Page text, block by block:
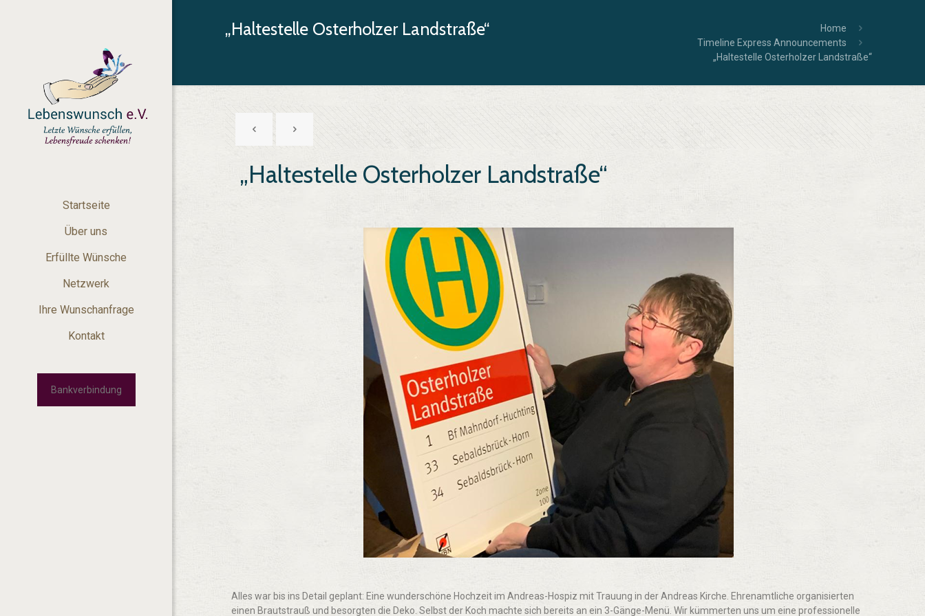
Startseite
Über uns
Erfüllte Wünsche
Netzwerk
Ihre Wunschanfrage
Kontakt
Bankverbindung
„Haltestelle Osterholzer Landstraße“
Home
Timeline Express Announcements
„Haltestelle Osterholzer Landstraße“
„Haltestelle Osterholzer Landstraße“
Alles war bis ins Detail geplant: Eine wunderschöne Hochzeit im Andreas-Hospiz mit Trauung in der Andreas Kirche. Ehrenamtliche organisierten
einen Brautstrauß und besorgten die Deko. Selbst der Koch machte sich bereits an ein 3-Gänge-Menü. Wir kümmerten uns um eine professionelle